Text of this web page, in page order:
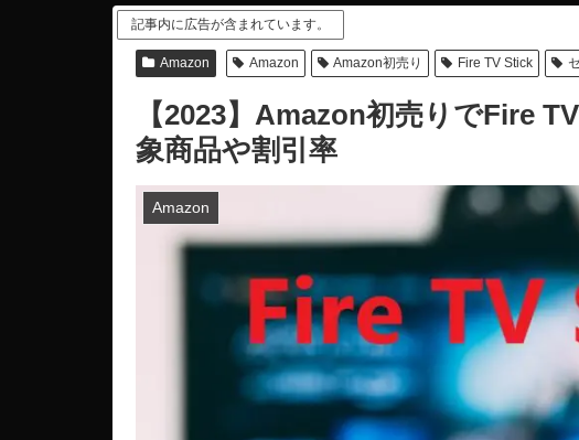
記事内に広告が含まれています。
Amazon Amazon Amazon初売り Fire TV Stick
【2023】Amazon初売りでFire
象商品や割引率
Amazon